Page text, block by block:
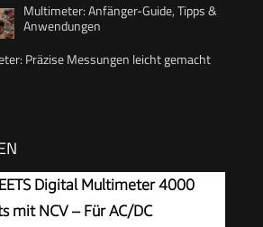
Multimeter: Anfänger-Guide, Tipps &
Anwendungen
Präzise Messungen leicht gemacht
Digital Multimeter 4000
mit NCV – Für AC/DC